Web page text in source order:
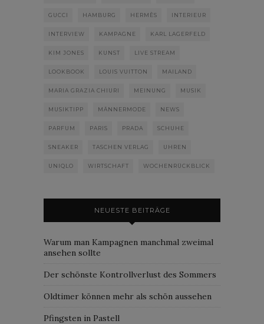
GUCCI HAMBURG HERMÈS INTERIEUR
INTERVIEW KAMPAGNE KARL LAGERFELD
KIM JONES KUNST LIVE STREAM
LOOKBOOK LOUIS VUITTON MAILAND
MARIA GRAZIA CHIURI MEINUNG MUSIK
MUSIKTIPP MÄNNERMODE NEWS
PARFUM PARIS PRADA SCHUHE
SNEAKER TASCHEN VERLAG UHREN
UNIQLO WIRTSCHAFT WOCHENRÜCKBLICK
NEUESTE BEITRÄGE
Warum man Kampagnen manchmal zweimal
ansehen sollte
Der schönste Kontrollverlust des Sommers
Oldtimer können mehr als schön aussehen
Pfingsten in Pastell